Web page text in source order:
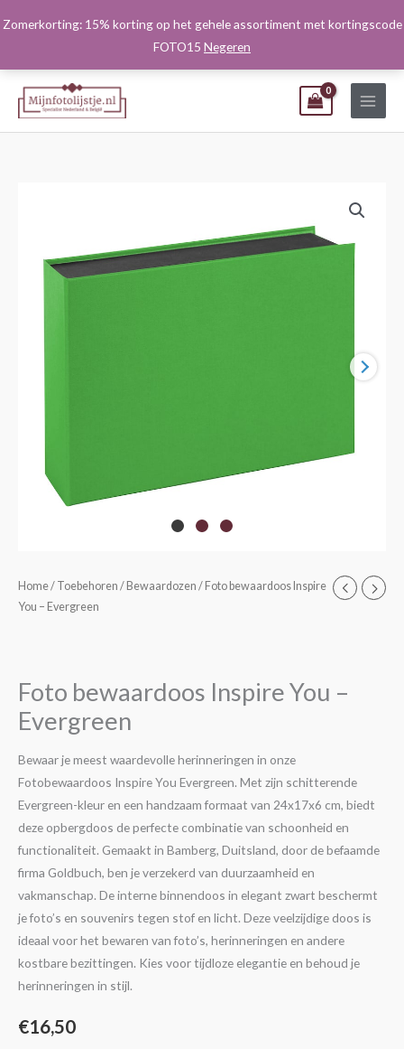
Zomerkorting: 15% korting op het gehele assortiment met kortingscode
FOTO15 Negeren
naar
Home/ Toebehoren / Bewaardozen / Foto bewaardoos Inspire
You – Evergreen
Foto bewaardoos Inspire You –
Evergreen
Bewaar je meest waardevolle herinneringen in onze
Fotobewaardoos Inspire You Evergreen. Met zijn schitterende
Evergreen-kleur en een handzaam formaat van 24x17x6 cm, biedt
deze opbergdoos de perfecte combinatie van schoonheid en
functionaliteit. Gemaakt in Bamberg, Duitsland, door de befaamde
firma Goldbuch, ben je verzekerd van duurzaamheid en
vakmanschap. De interne binnendoos in elegant zwart beschermt
je foto’s en souvenirs tegen stof en licht. Deze veelzijdige doos is
ideaal voor het bewaren van foto’s, herinneringen en andere
kostbare bezittingen. Kies voor tijdloze elegantie en behoud je
herinneringen in stijl.
€16,50
Foto
bewaardoos
Evergreen
aantal